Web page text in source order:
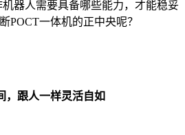
器人需要具备哪些能力，才能稳妥
POCT一体机的正中央呢？
，跟人一样灵活自如